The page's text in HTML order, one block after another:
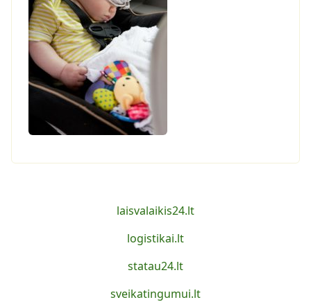
laisvalaikis24.lt
logistikai.lt
statau24.lt
sveikatingumui.lt